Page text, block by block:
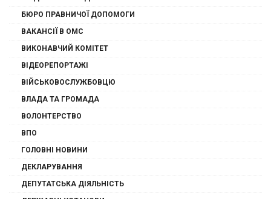
БЮРО ПРАВНИЧОЇ ДОПОМОГИ
ВАКАНСІЇ В ОМС
ВИКОНАВЧИЙ КОМІТЕТ
ВІДЕОРЕПОРТАЖІ
ВІЙСЬКОВОСЛУЖБОВЦЮ
ВЛАДА ТА ГРОМАДА
ВОЛОНТЕРСТВО
ВПО
ГОЛОВНІ НОВИНИ
ДЕКЛАРУВАННЯ
ДЕПУТАТСЬКА ДІЯЛЬНІСТЬ